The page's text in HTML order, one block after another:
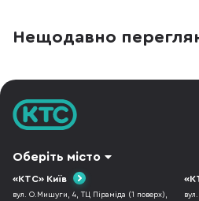
Нещодавно
Оберіть місто
«КТС» Київ
вул. О.Мишуги, 4, ТЦ Піраміда (1 поверх),